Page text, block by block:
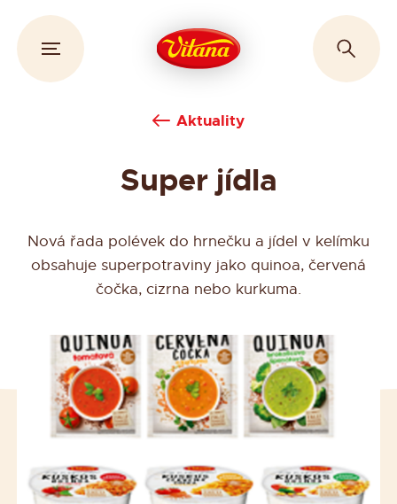
Aktuality
Super jídla
Nová řada polévek do hrnečku a jídel v kelímku
obsahuje superpotraviny jako quinoa, červená
čočka, cizrna nebo kurkuma.